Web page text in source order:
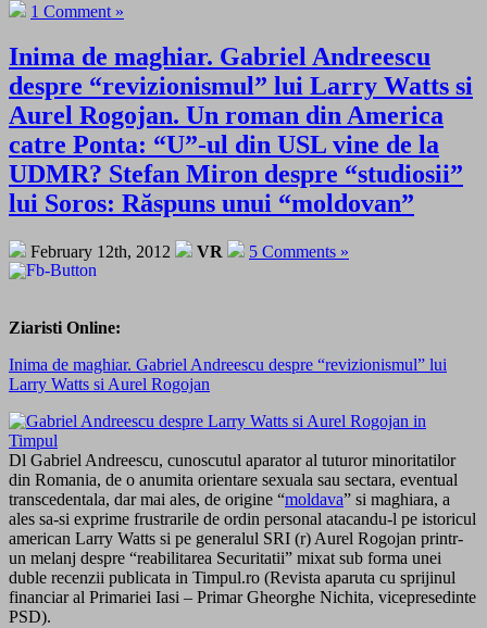
1 Comment »
Inima de maghiar. Gabriel Andreescu
despre “revizionismul” lui Larry Watts si
Aurel Rogojan. Un roman din America
catre Ponta: “U”-ul din USL vine de la
UDMR? Stefan Miron despre “studiosii”
lui Soros: Răspuns unui “moldovan”
February 12th, 2012 VR 5 Comments »
Ziaristi Online:
Inima de maghiar. Gabriel Andreescu despre “revizionismul” lui
Larry Watts si Aurel Rogojan
Dl Gabriel Andreescu, cunoscutul aparator al tuturor minoritatilor
din Romania, de o anumita orientare sexuala sau sectara, eventual
transcedentala, dar mai ales, de origine “moldava” si maghiara, a
ales sa-si exprime frustrarile de ordin personal atacandu-l pe istoricul
american Larry Watts si pe generalul SRI (r) Aurel Rogojan printr-
un melanj despre “reabilitarea Securitatii” mixat sub forma unei
duble recenzii publicata in Timpul.ro (Revista aparuta cu sprijinul
financiar al Primariei Iasi – Primar Gheorghe Nichita, vicepresedinte
PSD).